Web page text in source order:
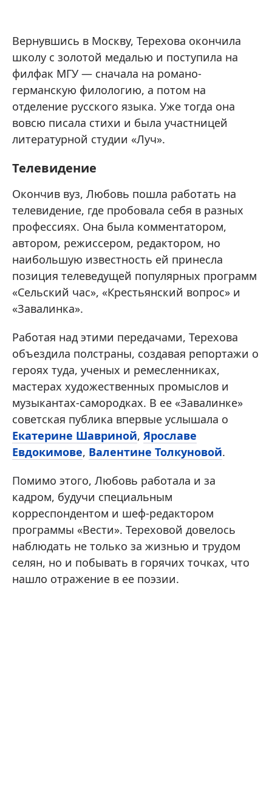
Вернувшись в Москву, Терехова окончила
школу с золотой медалью и поступила на
филфак МГУ — сначала на романо-
германскую филологию, а потом на
отделение русского языка. Уже тогда она
вовсю писала стихи и была участницей
литературной студии «Луч».
Телевидение
Окончив вуз, Любовь пошла работать на
телевидение, где пробовала себя в разных
профессиях. Она была комментатором,
автором, режиссером, редактором, но
наибольшую известность ей принесла
позиция телеведущей популярных программ
«Сельский час», «Крестьянский вопрос» и
«Завалинка».
Работая над этими передачами, Терехова
объездила полстраны, создавая репортажи о
героях туда, ученых и ремесленниках,
мастерах художественных промыслов и
музыкантах-самородках. В ее «Завалинке»
советская публика впервые услышала о
Екатерине Шавриной, Ярославе
Евдокимове, Валентине Толкуновой.
Помимо этого, Любовь работала и за
кадром, будучи специальным
корреспондентом и шеф-редактором
программы «Вести». Тереховой довелось
наблюдать не только за жизнью и трудом
селян, но и побывать в горячих точках, что
нашло отражение в ее поэзии.